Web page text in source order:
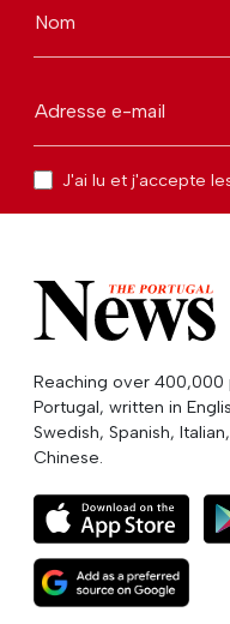
Nom
Adresse e-mail
J'ai lu et j'accepte
Reaching over
Portugal, written in
Swedish, Spanish,
Chinese.